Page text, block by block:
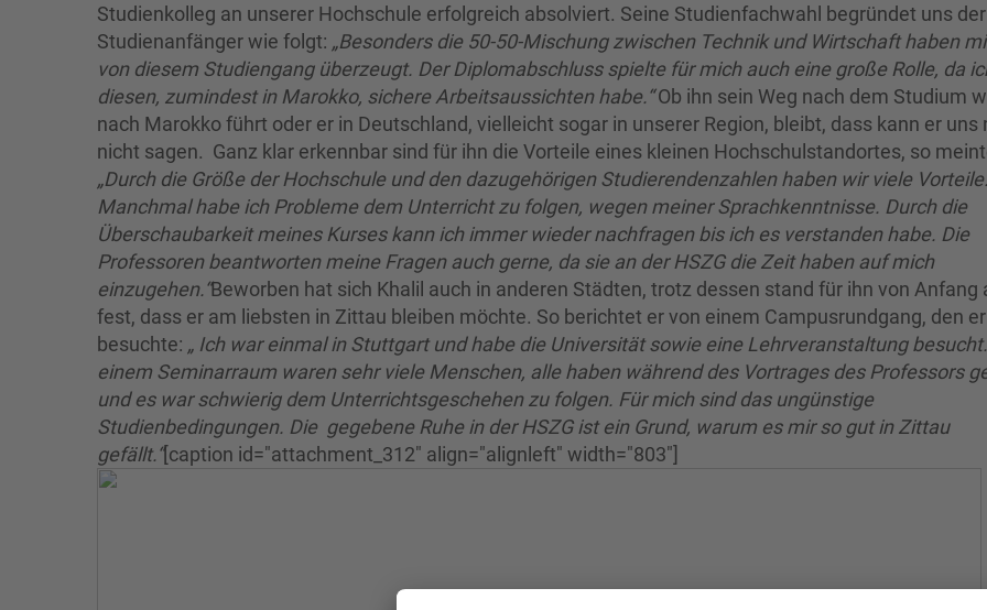
Studienkolleg an unserer Hochschule erfolgreich absolviert. Seine Studienfachwahl begründet uns der
Studienanfänger wie folgt: „Besonders die 50-50-Mischung zwischen Technik und Wirtschaft haben
von diesem Studiengang überzeugt. Der Diplomabschluss spielte für mich auch eine große Rolle, da
diesen, zumindest in Marokko, sichere Arbeitsaussichten habe.“Ob ihn sein Weg nach dem Studium
nach Marokko führt oder er in Deutschland, vielleicht sogar in unserer Region, bleibt, dass kann er uns
nicht sagen. Ganz klar erkennbar sind für ihn die Vorteile eines kleinen Hochschulstandortes, so
„Durch die Größe der Hochschule und den dazugehörigen Studierendenzahlen haben wir viele Vorteile.
Manchmal habe ich Probleme dem Unterricht zu folgen, wegen meiner Sprachkenntnisse. Durch die
Überschaubarkeit meines Kurses kann ich immer wieder nachfragen bis ich es verstanden habe. Die
Professoren beantworten meine Fragen auch gerne, da sie an der HSZG die Zeit haben auf mich
einzugehen.“Beworben hat sich Khalil auch in anderen Städten, trotz dessen stand für ihn von Anfang
fest, dass er am liebsten in Zittau bleiben möchte. So berichtet er von einem Campusrundgang, den
besuchte: „ Ich war einmal in Stuttgart und habe die Universität sowie eine Lehrveranstaltung
einem Seminarraum waren sehr viele Menschen, alle haben während des Vortrages des Professors
und es war schwierig dem Unterrichtsgeschehen zu folgen. Für mich sind das ungünstige
Studienbedingungen. Die gegebene Ruhe in der HSZG ist ein Grund, warum es mir so gut in Zittau
gefällt.“[caption id="attachment_312" align="alignleft" width="803"]